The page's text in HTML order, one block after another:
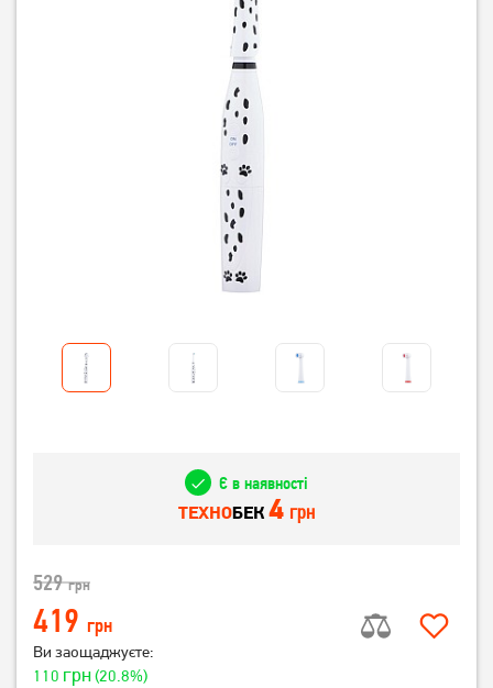
Є в наявності
ТЕХНОБЕК 4 грн
529грн
419 грн
Ви заощаджуєте:
110 грн(20.8%)